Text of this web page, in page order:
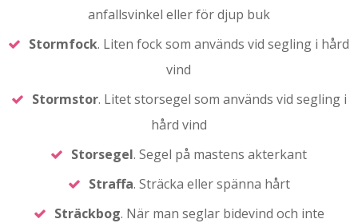
anfallsvinkel eller för djup buk
Stormfock. Liten fock som används vid segling i hård
vind
Stormstor. Litet storsegel som används vid segling i
hård vind
Storsegel. Segel på mastens akterkant
Straffa. Sträcka eller spänna hårt
Sträckbog. När man seglar bidevind och inte